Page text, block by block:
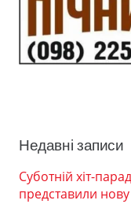
Недавні записи
Суботній хіт-
представили